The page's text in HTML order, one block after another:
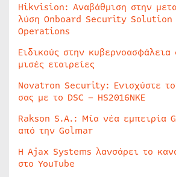
Hikvision: Αναβάθμιση στην
λύση Onboard Security
Operations
Ειδικούς στην κυβερνοασφάλεια
μισές εταιρείες
Novatron Security: Ενισχύστε
σας με το DSC – HS2016NKE
Rakson S.A.: Μία νέα εμπειρία
από την Golmar
Η Ajax Systems λανσάρει το
στο YouTube